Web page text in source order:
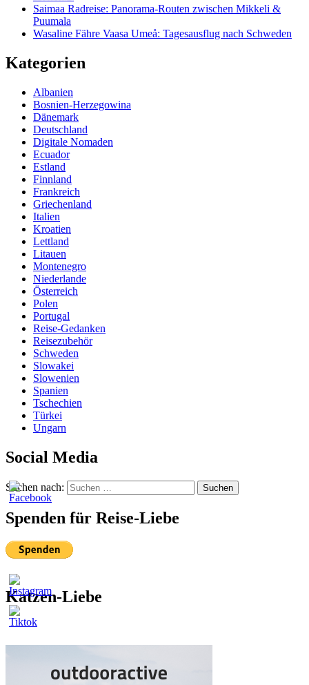
Saimaa Radreise: Panorama-Routen zwischen Mikkeli &
Puumala
Wasaline Fähre Vaasa Umeå: Tagesausflug nach Schweden
Kategorien
Albanien
Bosnien-Herzegowina
Dänemark
Deutschland
Digitale Nomaden
Ecuador
Estland
Finnland
Frankreich
Griechenland
Italien
Kroatien
Lettland
Litauen
Montenegro
Niederlande
Österreich
Polen
Portugal
Reise-Gedanken
Reisezubehör
Schweden
Slowakei
Slowenien
Spanien
Tschechien
Türkei
Ungarn
Social Media
Suchen nach: Suchen
Spenden für Reise-Liebe
Katzen-Liebe